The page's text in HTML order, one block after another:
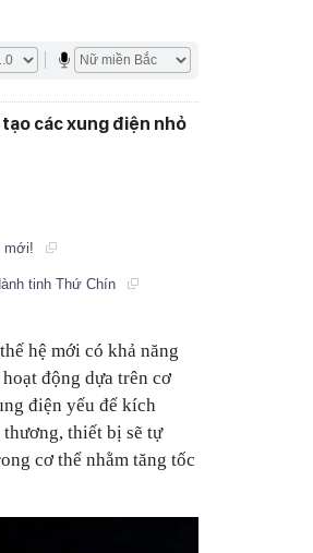
các xung điện nhỏ
mới!
tinh Thứ Chín
hệ mới có khả năng
động dựa trên cơ
điện yếu để kích
thiết bị sẽ tự
cơ thể nhằm tăng tốc